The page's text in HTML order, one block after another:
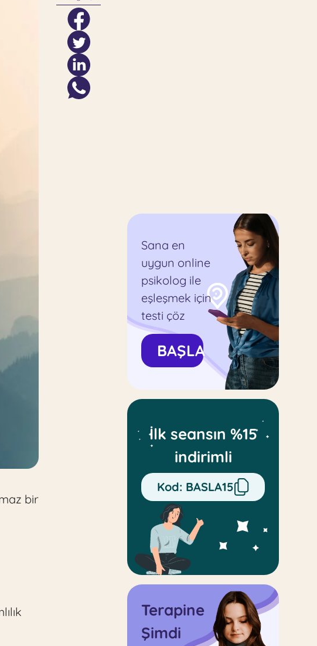
bir
Sana en
uygun online
psikolog ile
eşleşmek için
testi çöz
BAŞLA
İlk seansın %15
indirimli
Kod: BASLA15
Terapine
Şimdi